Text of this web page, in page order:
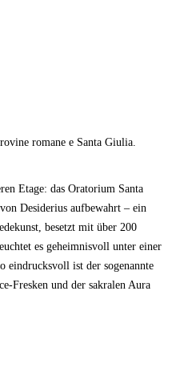
romane e Santa Giulia.
Etage: das Oratorium Santa
Desiderius aufbewahrt – ein
besetzt mit über 200
es geheimnisvoll unter einer
eindrucksvoll ist der sogenannte
Fresken und der sakralen Aura